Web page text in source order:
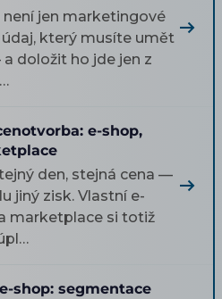
není jen marketingové
který musíte umět
doložit ho jde jen z
e-shop,
den, stejná cena —
jiný zisk. Vlastní e-
marketplace si totiž
shop: segmentace